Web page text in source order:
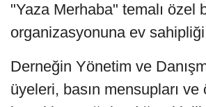
"Yaza Merhaba" temalı özel
organizasyonuna ev sahipliği
Derneğin Yönetim ve
üyeleri, basın mensupları ve